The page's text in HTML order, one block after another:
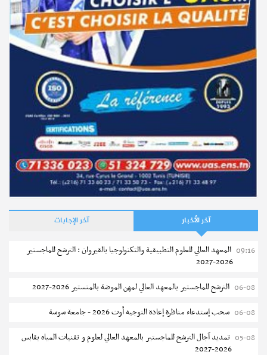
آخر الأخبار آخر الإجابات
09:16 المعهد العالي للعلوم التطبيقية والتكنولوجيا بالقيروان : الترشح للماجستير
2026-2027
06-08 الترشح للماجستير بالمعهد العالي لمهن الموضة بالمنستير 2026-2027
06-08 سحب إستدعاء مناظرة إعادة التوجيه أوت 2026 - جامعة سوسة
05-08 تمديد آجال الترشح للماجستير بالمعهد العالي لعلوم و تقنيات المياه بقابس
2026-2027